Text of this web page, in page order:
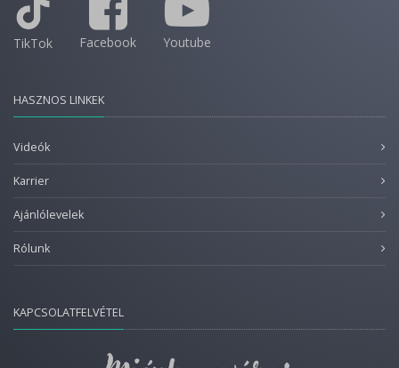
TikTok Facebook Youtube
HASZNOS LINKEK
Videók
Karrier
Ajánlólevelek
Rólunk
KAPCSOLATFELVÉTEL